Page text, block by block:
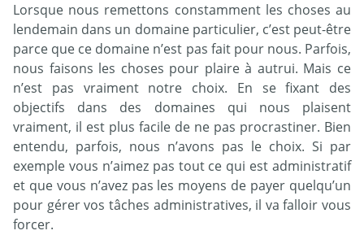
Lorsque nous remettons constamment les choses au
lendemain dans un domaine particulier, c’est peut-être
parce que ce domaine n’est pas fait pour nous. Parfois,
nous faisons les choses pour plaire à autrui. Mais ce
n’est pas vraiment notre choix. En se fixant des
objectifs dans des domaines qui nous plaisent
vraiment, il est plus facile de ne pas procrastiner. Bien
entendu, parfois, nous n’avons pas le choix. Si par
exemple vous n’aimez pas tout ce qui est administratif
et que vous n’avez pas les moyens de payer quelqu’un
pour gérer vos tâches administratives, il va falloir vous
forcer.